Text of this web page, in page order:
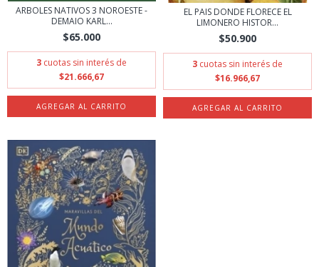
ARBOLES NATIVOS 3 NOROESTE -
DEMAIO KARL...
$65.000
3 cuotas sin interés de
$21.666,67
EL PAIS DONDE FLORECE EL
LIMONERO HISTOR...
$50.900
3 cuotas sin interés de
$16.966,67